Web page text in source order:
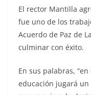
El rector Mantilla
fue uno de los
Acuerdo de Paz de
culminar con éxito.
En sus palabras,
educación jugará